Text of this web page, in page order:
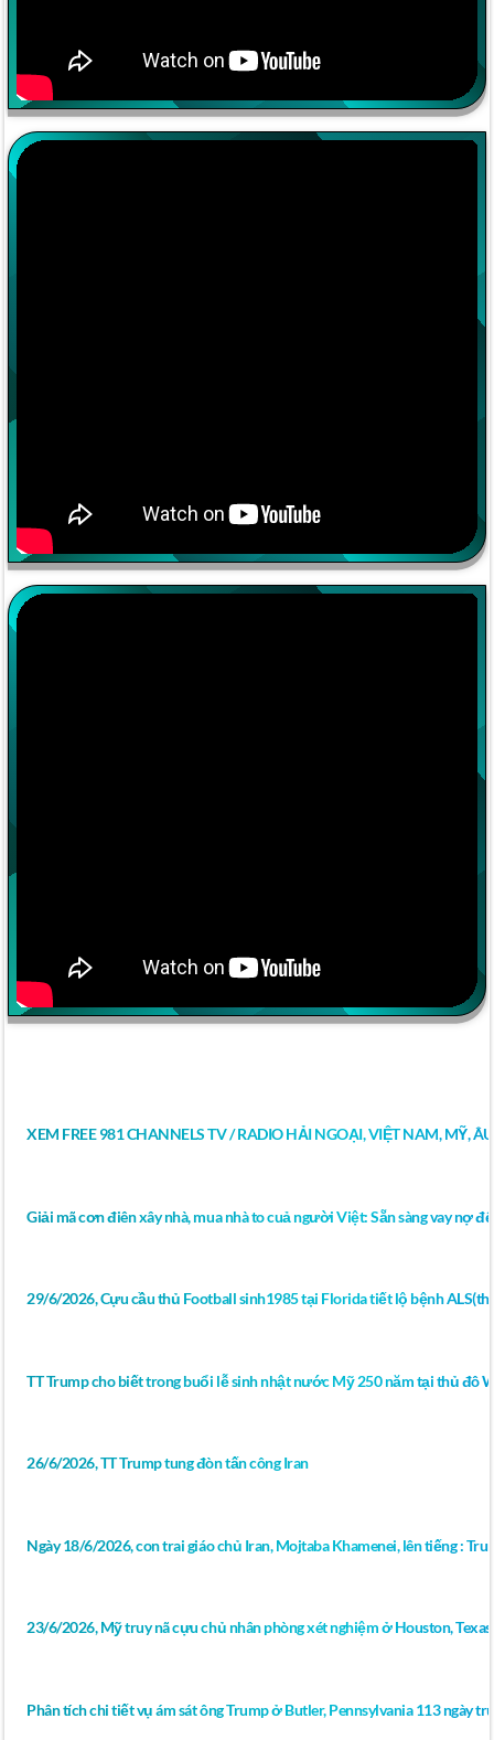
XEM FREE 981 CHANNELS TV / RADIO HẢI NGOẠI, VIỆT NAM, MỸ,
Giải mã cơn điên xây nhà, mua nhà to cuả người Việt: Sẵn sàng vay nợ
29/6/2026, Cựu cầu thủ Football sinh1985 tại Florida tiết lộ bệnh
TT Trump cho biết trong buổi lễ sinh nhật nước Mỹ 250 năm tại thủ đô
26/6/2026, TT Trump tung đòn tấn công Iran
Ngày 18/6/2026, con trai giáo chủ Iran, Mojtaba Khamenei, lên tiếng :
23/6/2026, Mỹ truy nã cựu chủ nhân phòng xét nghiệm ở Houston,
Phân tích chi tiết vụ ám sát ông Trump ở Butler, Pennsylvania 113 ngày